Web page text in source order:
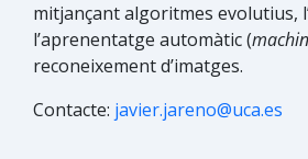
mitjançant algoritmes evolutius,
l’aprenentatge automàtic (
reconeixement d’imatges.​
Contacte: javier.jareno@uca.es